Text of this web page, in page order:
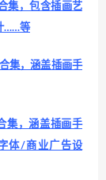
集，包含插画艺
……等
集，涵盖插画手
集，涵盖插画手
体/商业广告设